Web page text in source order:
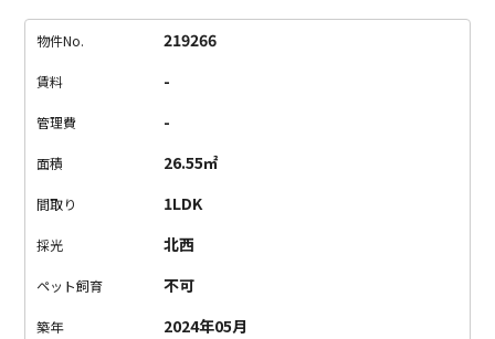
たり、ダークトーンのフローリングが洒落た大人っぽい雰囲気
面、スーパーや飲食店に乏しいというデメリットも。
に乗って三軒茶屋まで出ちゃえば何でもあります。
合住宅。いかがでしょうか。
物件No. 219266
賃料 -
管理費 -
面積 26.55㎡
間取り 1LDK
採光 北西
ペット飼育 不可
築年 2024年05月